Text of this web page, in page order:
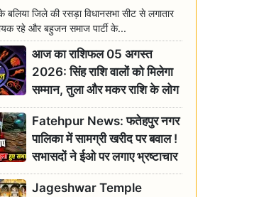
बलिया जिले की रसड़ा विधानसभा सीट से लगातार
रहे और बहुजन समाज पार्टी के...
आज का राशिफल 05 अगस्त
2026: सिंह राशि वालों को मिलेगा
सम्मान, तुला और मकर राशि के लोग
रहें सतर्क
Fatehpur News: फतेहपुर नगर
पालिका में सामग्री खरीद पर बवाल !
सभासदों ने ईओ पर लगाए भ्रष्टाचार
के गंभीर आरोप
Jageshwar Temple